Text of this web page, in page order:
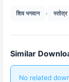
शिव भगवान , स्तोत्र
Similar
No related